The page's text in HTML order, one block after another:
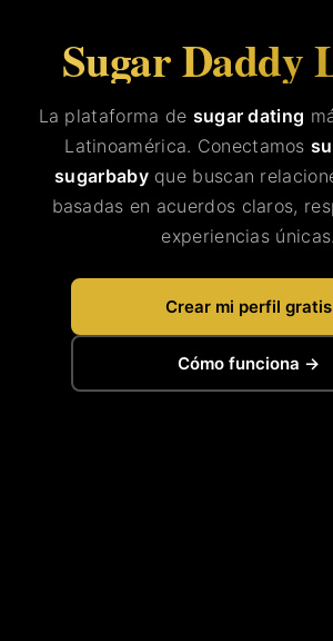
Sugar Daddy
La plataforma de sugar dating
Latinoamérica. Conectamos
sugarbabyque buscan
basadas en acuerdos claros,
experiencias únicas.
Crear mi perfil gratis
Cómo funciona →